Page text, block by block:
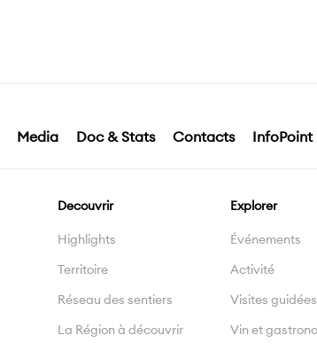
Media Doc & Stats Contacts InfoPoint
Decouvrir
Highlights
Territoire
Réseau des sentiers
La Région à découvrir
Explorer
Événements
Activité
Visites guidées
Vin et